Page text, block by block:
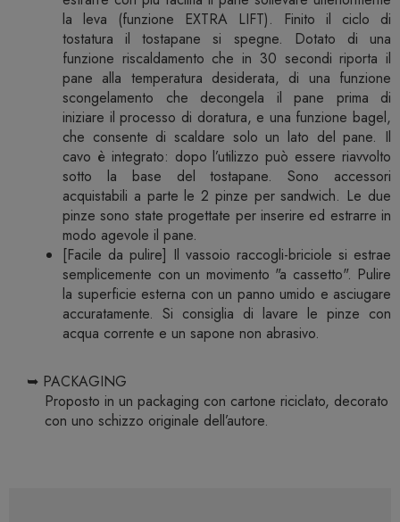
la leva (funzione EXTRA LIFT). Finito il ciclo di
tostatura il tostapane si spegne. Dotato di una
funzione riscaldamento che in 30 secondi riporta il
pane alla temperatura desiderata, di una funzione
scongelamento che decongela il pane prima di
iniziare il processo di doratura, e una funzione bagel,
che consente di scaldare solo un lato del pane. Il
cavo è integrato: dopo l’utilizzo può essere riavvolto
sotto la base del tostapane. Sono accessori
acquistabili a parte le 2 pinze per sandwich. Le due
pinze sono state progettate per inserire ed estrarre in
modo agevole il pane.
[Facile da pulire] Il vassoio raccogli-briciole si estrae
semplicemente con un movimento "a cassetto". Pulire
la superficie esterna con un panno umido e asciugare
accuratamente. Si consiglia di lavare le pinze con
acqua corrente e un sapone non abrasivo.
➥ PACKAGING
Proposto in un packaging con cartone riciclato, decorato
con uno schizzo originale dell’autore.